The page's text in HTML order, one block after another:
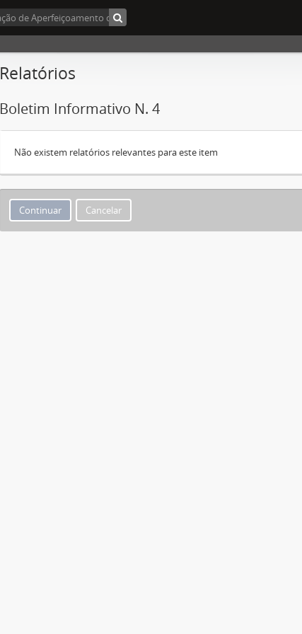
Relatórios
Boletim Informativo N. 4
Não existem relatórios relevantes para este item
Cancelar